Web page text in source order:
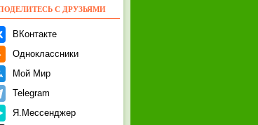
С ДРУЗЬЯМИ
ВКонтакте
Одноклассники
Мой Мир
Telegram
Я.Мессенджер